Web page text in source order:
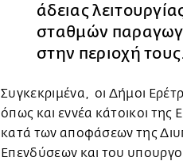
άδειας
σταθμών
στην περιοχή
Συγκεκριμένα, οι Δήμοι
όπως και εννέα κάτοικοι
κατά των αποφάσεων της
Επενδύσεων και του